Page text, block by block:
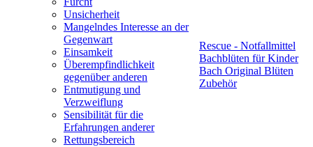
Unsicherheit
Mangelndes Interesse an der
Gegenwart
Einsamkeit
Überempfindlichkeit
gegenüber anderen
Entmutigung und
Verzweiflung
Sensibilität für die
Erfahrungen anderer
Rettungsbereich
Rescue - Notfallmittel
Bachblüten für Kinder
Bach Original Blüten
Zubehör